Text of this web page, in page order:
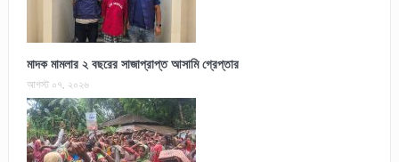
মাদক মামলার ২ বছরের সাজাপ্রাপ্ত আসামি গ্রেপ্তার
আগস্ট ০৭, ২০২৬